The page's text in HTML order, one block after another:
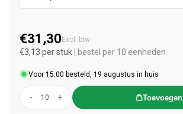
Normale prijs
€31,30 Excl. btw
€3,13 per stuk | bestel per 10 eenheden
Voor 15:00 besteld, 19 augustus in huis
- + Toevoegen